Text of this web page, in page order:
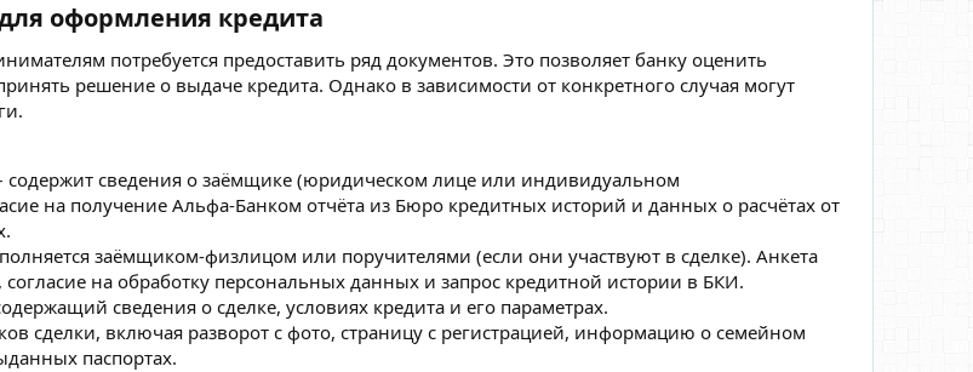
оформления кредита​
потребуется предоставить ряд документов. Это позволяет банку оценить
решение о выдаче кредита. Однако в зависимости от конкретного случая могут
содержит сведения о заёмщике (юридическом лице или индивидуальном
на получение Альфа-Банком отчёта из Бюро кредитных историй и данных о расчётах от
заёмщиком-физлицом или поручителями (если они участвуют в сделке). Анкета
на обработку персональных данных и запрос кредитной истории в БКИ.
сведения о сделке, условиях кредита и его параметрах.
сделки, включая разворот с фото, страницу с регистрацией, информацию о семейном
паспортах.